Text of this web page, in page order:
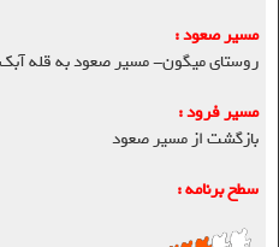
مسیر صعود :
روستای میگون- مسیر صعود به قله آبک
مسیر فرود :
بازگشت از مسیر صعود
سطح برنامه :